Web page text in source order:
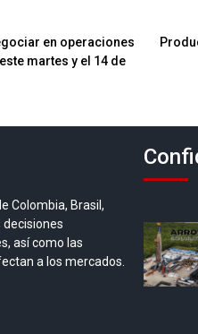
en operaciones
martes y el 14 de
Colombia, Brasil,
decisiones
así como las
a los mercados.